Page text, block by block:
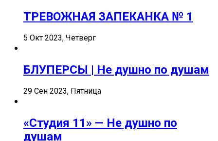
ТРЕВОЖНАЯ ЗАПЕКАНКА № 1
5 Окт 2023, Четверг
БЛУПЕРСЫ | Не душно по душам
29 Сен 2023, Пятница
«Студия 11» — Не душно по
душам